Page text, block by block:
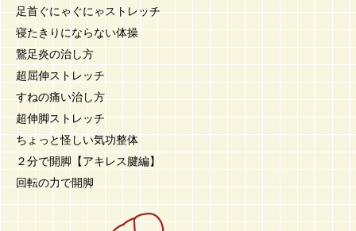
足首ぐにゃぐにゃストレッチ
寝たきりにならない体操
鵞足炎の治し方
超屈伸ストレッチ
すねの痛い治し方
超伸脚ストレッチ
ちょっと怪しい気功整体
２分で開脚【アキレス腱編】
回転の力で開脚